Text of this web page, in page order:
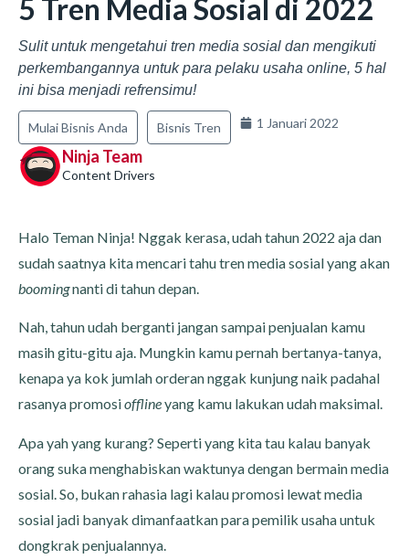
5 Tren Media Sosial di 2022
Sulit untuk mengetahui tren media sosial dan mengikuti
perkembangannya untuk para pelaku usaha online, 5 hal
ini bisa menjadi refrensimu!
Mulai Bisnis Anda Bisnis Tren 1 Januari 2022
Ninja Team
Content Drivers
Halo Teman Ninja! Nggak kerasa, udah tahun 2022 aja dan
sudah saatnya kita mencari tahu tren media sosial yang akan
boomingnanti di tahun depan.
Nah, tahun udah berganti jangan sampai penjualan kamu
masih gitu-gitu aja. Mungkin kamu pernah bertanya-tanya,
kenapa ya kok jumlah orderan nggak kunjung naik padahal
rasanya promosiofflineyang kamu lakukan udah maksimal.
Apa yah yang kurang? Seperti yang kita tau kalau banyak
orang suka menghabiskan waktunya dengan bermain media
sosial. So, bukan rahasia lagi kalau promosi lewat media
sosial jadi banyak dimanfaatkan para pemilik usaha untuk
dongkrak penjualannya.